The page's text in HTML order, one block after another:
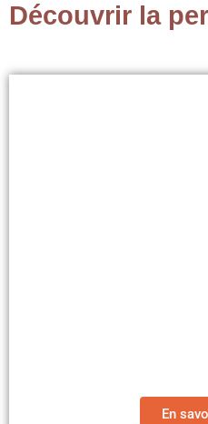
Découvrir la
En